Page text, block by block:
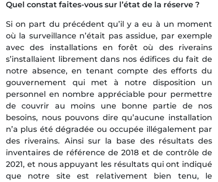
Quel constat faites-vous sur l’état de la réserve ?
Si on part du précédent qu’il y a eu à un moment
où la surveillance n’était pas assidue, par exemple
avec des installations en forêt où des riverains
s’installaient librement dans nos édifices du fait de
notre absence, en tenant compte des efforts du
gouvernement qui met à notre disposition un
personnel en nombre appréciable pour permettre
de couvrir au moins une bonne partie de nos
besoins, nous pouvons dire qu’aucune installation
n’a plus été dégradée ou occupée illégalement par
des riverains. Ainsi sur la base des résultats des
inventaires de référence de 2018 et de contrôle de
2021, et nous appuyant les résultats qui ont indiqué
que notre site est relativement bien tenu, le